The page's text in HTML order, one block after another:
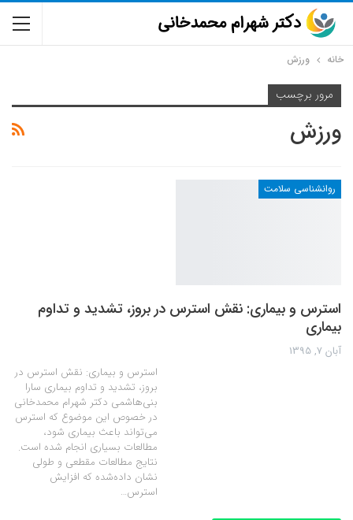
خانه ورزش
مرور برچسب
ورزش
روانشناسی سلامت
استرس و بیماری: نقش استرس در بروز، تشدید و تداوم
بیماری
آبان 7, 1395
استرس و بیماری: نقش استرس در
بروز، تشدید و تداوم بیماری سارا
بنی‌هاشمی دکتر شهرام محمدخانی
در خصوص این موضوع که استرس
می‌تواند باعث بیماری شود،
مطالعات بسیاری انجام شده است.
نتایج مطالعات مقطعی و طولی
نشان داده‌شده که افزایش
استرس…